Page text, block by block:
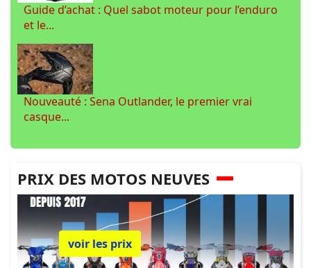
Guide d’achat : Quel sabot moteur pour l’enduro
et le...
Nouveauté : Sena Outlander, le premier vrai
casque...
PRIX DES MOTOS NEUVES
voir les prix